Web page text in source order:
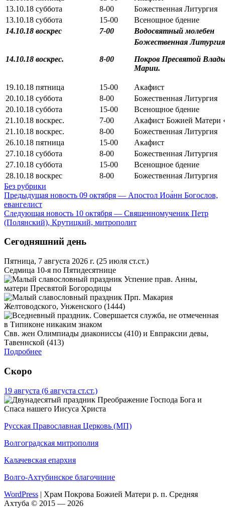
13.10.18 суббота
8-00
Божественная Литургия
13.10.18 суббота
15-00
Всенощное бдение
14.10.18 воскрес
7-00 Водосвятный молебен
14.10.18 воскрес. 8-00
Божественная
Покров Пресвятой
Марии.
19.10.18 пятница 15-00
Акафист
20.10.18 суббота
8-00
Божественная Литургия
20.10.18 суббота
15-00
Всенощное бдение
21.10.18 воскрес.
7-00
Акафист Божией Матери
21.10.18 воскрес.
8-00
Божественная Литургия
26.10.18 пятница
15-00
Акафист
27.10.18 суббота
8-00
Божественная Литургия
27.10.18 суббота
15-00
Всенощное бдение
28.10.18 воскрес
8-00
Божественная Литургия
Без рубрики
Предыдущая новость 09 октября — Апостол Иоа́нн Богослов,
евангелист
Следующая новость 10 октября — Священномученик Петр
(Полянский), Крутицкий, митрополит
Сегодняшний день
Пятница, 7 августа 2026 г. (25 июля ст.ст.)
Седмица 10-я по Пятидесятнице
Успение прав. Анны,
матери Пресвятой Богородицы
Прп. Макария
Желтоводского, Унженского (1444)
Свв. жен Олимпиады диакониссы (410) и Евпраксии девы,
Тавеннской (413)
Подробнее
Скоро
19 августа (6 августа ст.ст.)
Преображение Господа Бога и
Спаса нашего Иисуса Христа
Русская Православная Церковь (МП)
Волгоградская митрополия
Калачевская епархия
Волго-Ахтубинское благочиние
WordPress | Храм Покрова Божией Матери р. п. Средняя
Ахтуба © 2015 — 2026